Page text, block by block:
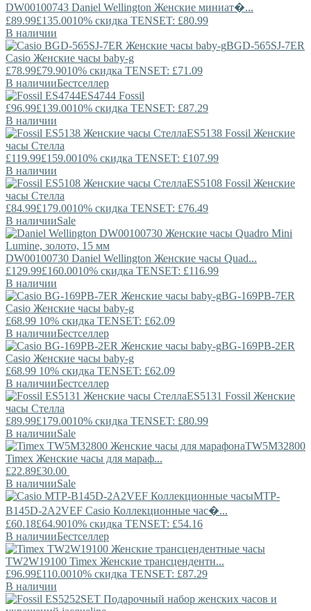
DW00100743 Daniel Wellington Женские миниат�...
£89.99£135.0010% скидка TENSET: £80.99
В наличии
BGD-565SJ-7ER
Casio Женские часы baby-g
£78.99£79.9010% скидка TENSET: £71.09
В наличииБестселлер
ES4744 Fossil
£96.99£139.0010% скидка TENSET: £87.29
В наличии
ES5138 Fossil Женские
часы Стелла
£119.99£159.0010% скидка TENSET: £107.99
В наличии
ES5108 Fossil Женские
часы Стелла
£84.99£179.0010% скидка TENSET: £76.49
В наличииSale
DW00100730 Daniel Wellington Женские часы Quad...
£129.99£160.0010% скидка TENSET: £116.99
В наличии
BG-169PB-7ER
Casio Женские часы baby-g
£68.99 10% скидка TENSET: £62.09
В наличииБестселлер
BG-169PB-2ER
Casio Женские часы baby-g
£68.99 10% скидка TENSET: £62.09
В наличииБестселлер
ES5131 Fossil Женские
часы Стелла
£89.99£179.0010% скидка TENSET: £80.99
В наличииSale
TW5M32800
Timex Женские часы для мараф...
£22.89£30.00
В наличииSale
MTP-
B145D-2A2VEF Casio Коллекционные час�...
£60.18£64.9010% скидка TENSET: £54.16
В наличииБестселлер
TW2W19100 Timex Женские трансцендентн...
£96.99£110.0010% скидка TENSET: £87.29
В наличии